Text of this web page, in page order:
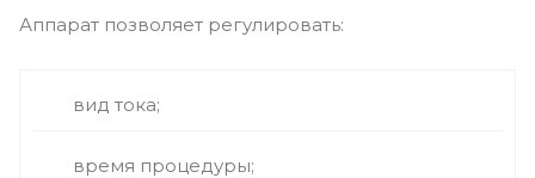
Аппарат позволяет регулировать:
вид тока;
время процедуры;